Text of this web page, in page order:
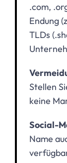
.com,
Endung
TLDs
Stellen
keine
Social-
Name